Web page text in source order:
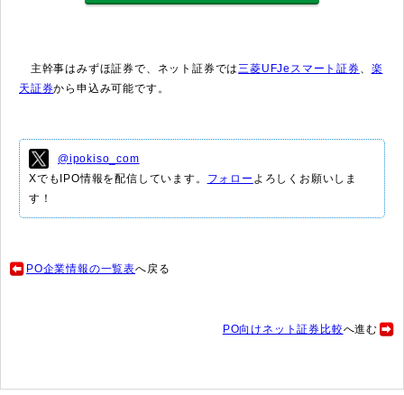
主幹事はみずほ証券で、ネット証券では三菱UFJeスマート証券、 楽
天証券から申込み可能です。
@ipokiso_com
XでもIPO情報を配信しています。 フォロー よろしくお願いしま
す！
PO企業情報の一覧表へ戻る
PO向けネット証券比較へ進む